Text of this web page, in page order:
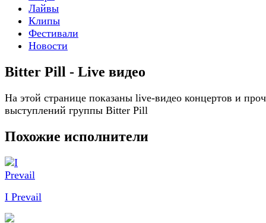
Лайвы
Клипы
Фестивали
Новости
Bitter Pill - Live видео
На этой странице показаны live-видео концертов и
выступлений группы Bitter Pill
Похожие исполнители
I Prevail